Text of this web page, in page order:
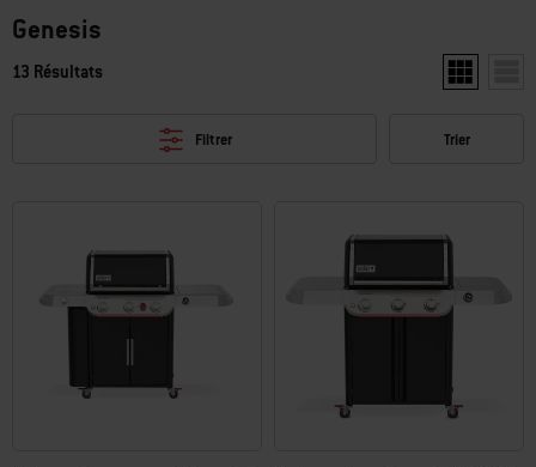
Genesis
13 Résultats Afficher
Filtrer Trier